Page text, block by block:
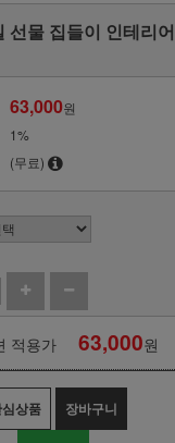
선물 집들이 인테리어
63,000원
1%
(무료)
적용가 63,000원
상품 장바구니